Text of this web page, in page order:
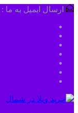
ارسال ایمیل به ما :